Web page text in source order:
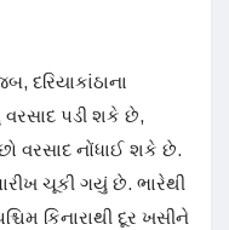
દરિયાકાંઠાના
પડી શકે છે,
વરસાદ નોંધાઈ શકે છે.
ચૂકી ગયું છે. ભારેથી
કિનારાથી દૂર ખસીને